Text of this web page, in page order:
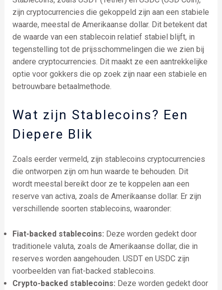
zijn cryptocurrencies die gekoppeld zijn aan een stabiele
waarde, meestal de Amerikaanse dollar. Dit betekent dat
de waarde van een stablecoin relatief stabiel blijft, in
tegenstelling tot de prijsschommelingen die we zien bij
andere cryptocurrencies. Dit maakt ze een aantrekkelijke
optie voor gokkers die op zoek zijn naar een stabiele en
betrouwbare betaalmethode.
Wat zijn Stablecoins? Een
Diepere Blik
Zoals eerder vermeld, zijn stablecoins cryptocurrencies
die ontworpen zijn om hun waarde te behouden. Dit
wordt meestal bereikt door ze te koppelen aan een
reserve van activa, zoals de Amerikaanse dollar. Er zijn
verschillende soorten stablecoins, waaronder:
Fiat-backed stablecoins: Deze worden gedekt door
traditionele valuta, zoals de Amerikaanse dollar, die in
reserves worden aangehouden. USDT en USDC zijn
voorbeelden van fiat-backed stablecoins.
Crypto-backed stablecoins: Deze worden gedekt door